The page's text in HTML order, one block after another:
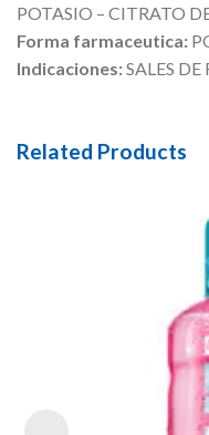
POTASIO – CITRATO
Forma farmaceutica:
Indicaciones:SALES
Related Products